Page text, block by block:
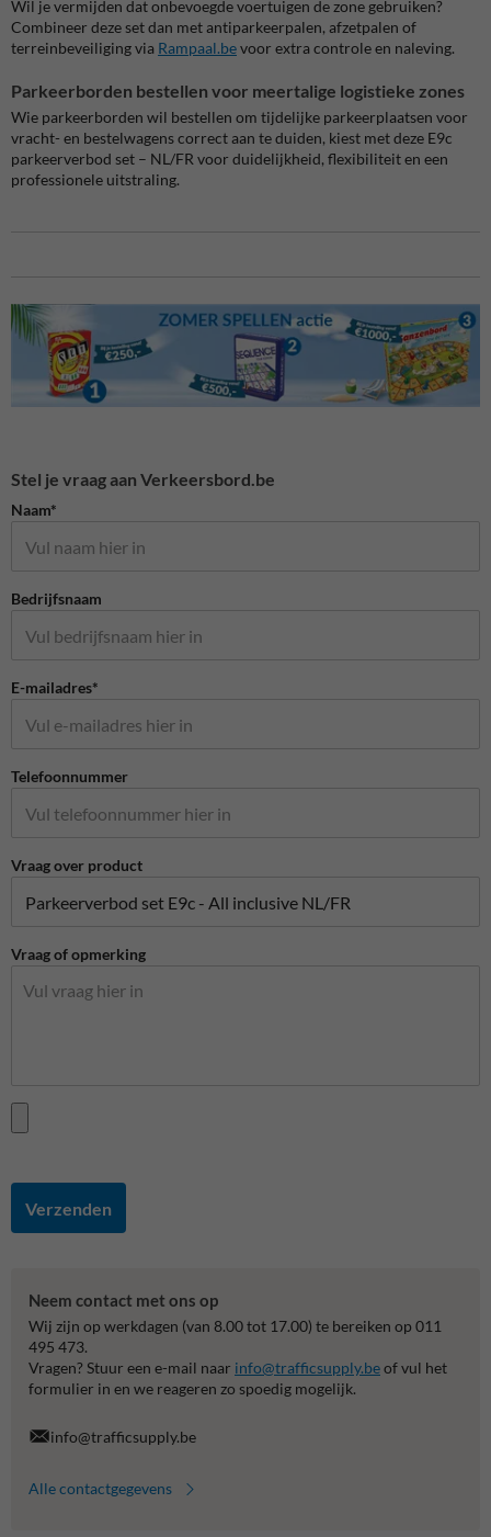
Wil je vermijden dat onbevoegde voertuigen de zone gebruiken?
Combineer deze set dan met antiparkeerpalen, afzetpalen of
terreinbeveiliging via Rampaal.bevoor extra controle en naleving.
Parkeerborden bestellen voor meertalige logistieke zones
Wie parkeerborden wil bestellen om tijdelijke parkeerplaatsen voor
vracht- en bestelwagens correct aan te duiden, kiest met deze E9c
parkeerverbod set – NL/FR voor duidelijkheid, flexibiliteit en een
professionele uitstraling.
Stel je vraag aan Verkeersbord.be
Naam*
Bedrijfsnaam
E-mailadres*
Telefoonnummer
Vraag over product
Vraag of opmerking
Verzenden
Neem contact met ons op
Wij zijn op werkdagen (van 8.00 tot 17.00) te bereiken op 011
495 473.
Vragen? Stuur een e-mail naar info@trafficsupply.beof vul het
formulier in en we reageren zo spoedig mogelijk.
info@trafficsupply.be
Alle contactgegevens